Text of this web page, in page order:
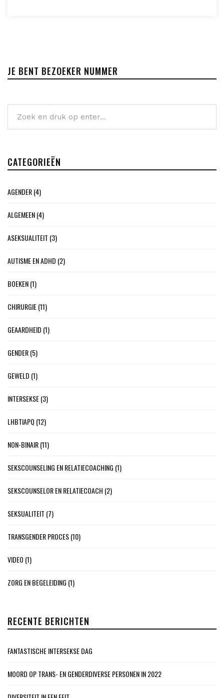
JE BENT BEZOEKER NUMMER
CATEGORIEËN
AGENDER(4)
ALGEMEEN(4)
ASEKSUALITEIT (3)
AUTISME EN ADHD (2)
BOEKEN(1)
CHIRURGIE(11)
GEAARDHEID (1)
GENDER(5)
GEWELD (1)
INTERSEKSE(3)
LHBTIAPQ (12)
NON-BINAIR(11)
SEKSCOUNSELING EN RELATIECOACHING (1)
SEKSCOUNSELOR EN RELATIECOACH (2)
SEKSUALITEIT (7)
TRANSGENDER PROCES(10)
VIDEO (1)
ZORG EN BEGELEIDING (1)
RECENTE BERICHTEN
FANTASTISCHE INTERSEKSE DAG
MOORD OP TRANS- EN GENDERDIVERSE PERSONEN IN 2022